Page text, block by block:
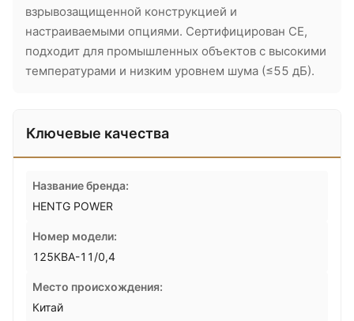
взрывозащищенной конструкцией и
настраиваемыми опциями. Сертифицирован CE,
подходит для промышленных объектов с высокими
температурами и низким уровнем шума (≤55 дБ).
Ключевые качества
Название бренда:
HENTG POWER
Номер модели:
125КВА-11/0,4
Место происхождения:
Китай